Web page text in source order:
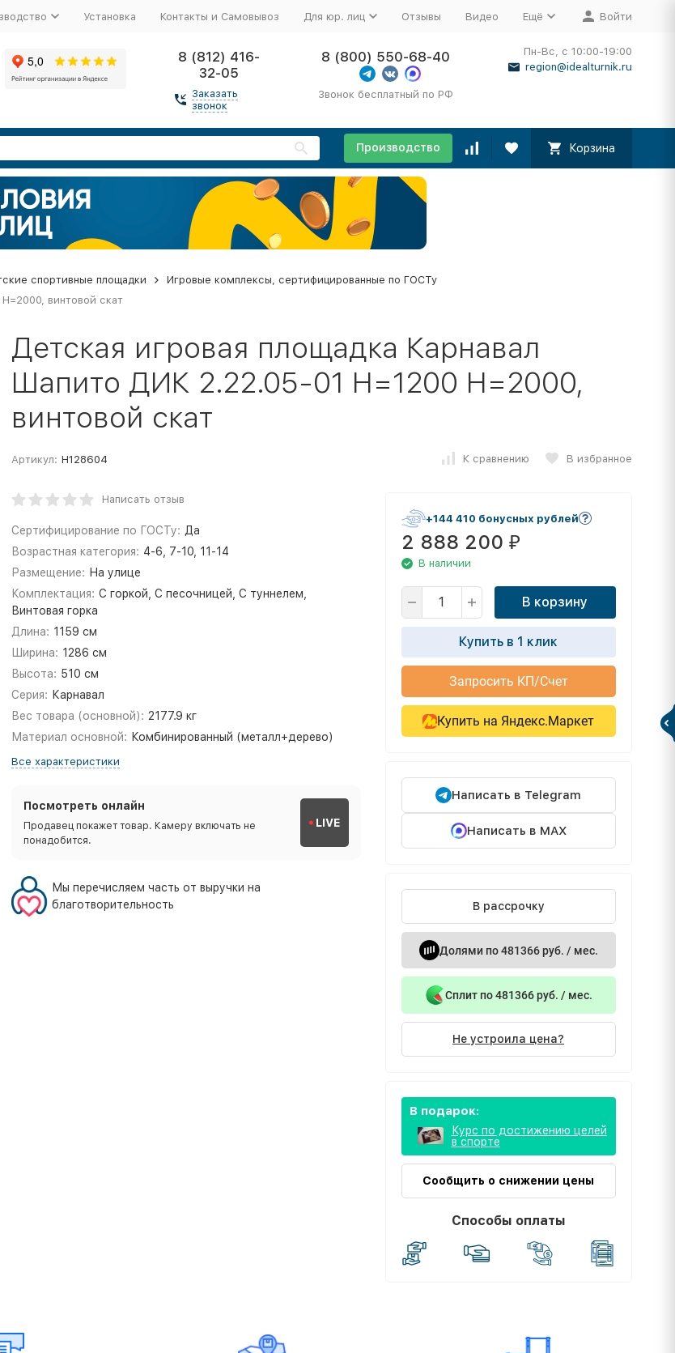
Установка Контакты и Самовывоз Для юр. лиц Отзывы Видео Ещё Войти
8 (812) 416-
32-05
Заказать
звонок
8 (800) 550-68-40
Звонок бесплатный по РФ
Пн-Вс, с 10:00-19:00
region@idealturnik.ru
Производство Корзина
спортивные площадки
Игровые комплексы, сертифицированные по ГОСТу
винтовой скат
Детская игровая площадка Карнавал
Шапито ДИК 2.22.05-01 H=1200 H=2000,
винтовой скат
Артикул: Н128604 К сравнению В избранное
Написать отзыв
Сертифицирование по ГОСТу: Да
Возрастная категория: 4-6, 7-10, 11-14
Размещение: На улице
Комплектация: С горкой, С песочницей, С туннелем,
Винтовая горка
Длина: 1159 см
Ширина: 1286 см
Высота: 510 см
Серия: Карнавал
Вес товара (основной): 2177.9 кг
Материал основной: Комбинированный (металл+дерево)
Все характеристики
Посмотреть онлайн
Продавец покажет товар. Камеру включать не
понадобится.
LIVE
Мы перечисляем часть от выручки на
благотворительность
+144 410 бонусных рублей
2 888 200 ₽
В наличии
В корзину
Купить в 1 клик
Запросить КП/Счет
Купить на Яндекс.Маркет
Написать в Telegram
Написать в MAX
В рассрочку
Долями по 481366 руб. / мес.
Сплит по 481366 руб. / мес.
Не устроила цена?
В подарок:
Курс по достижению целей
в спорте
Сообщить о снижении цены
Способы оплаты